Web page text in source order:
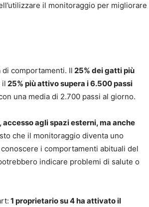
il monitoraggio per migliorare
di comportamenti. Il 25% dei gatti più
il 25% più attivo supera i 6.500 passi
una media di 2.700 passi al giorno.
accesso agli spazi esterni, ma anche
che il monitoraggio diventa uno
i comportamenti abituali del
indicare problemi di salute o
1 proprietario su 4 ha attivato il